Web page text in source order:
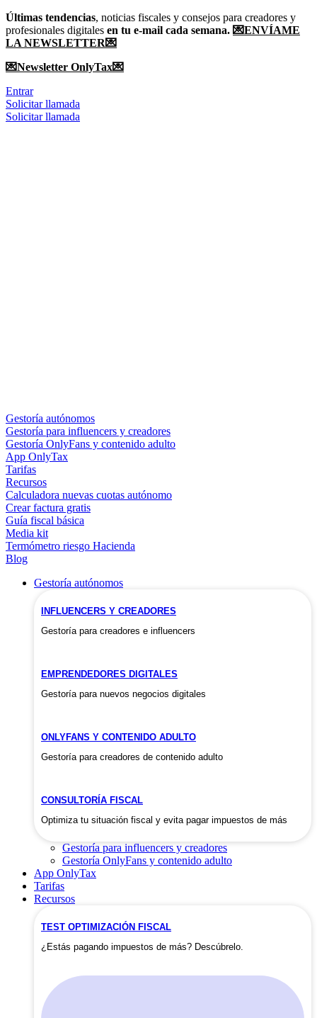
Ir
al
contenido
Últimas tendencias, noticias fiscales y consejos para creadores y
profesionales digitales en tu e-mail cada semana. 💌ENVÍAME
LA NEWSLETTER💌
💌Newsletter OnlyTax💌
Entrar
Solicitar llamada
Solicitar llamada
Gestoría autónomos
Gestoría para influencers y creadores
Gestoría OnlyFans y contenido adulto
App OnlyTax
Tarifas
Recursos
Calculadora nuevas cuotas autónomo
Crear factura gratis
Guía fiscal básica
Media kit
Termómetro riesgo Hacienda
Blog
Gestoría autónomos
INFLUENCERS Y CREADORES
Gestoría para creadores e influencers
EMPRENDEDORES DIGITALES
Gestoría para nuevos negocios digitales
ONLYFANS Y CONTENIDO ADULTO
Gestoría para creadores de contenido adulto
CONSULTORÍA FISCAL
Optimiza tu situación fiscal y evita pagar impuestos de más
Gestoría para influencers y creadores
Gestoría OnlyFans y contenido adulto
App OnlyTax
Tarifas
Recursos
TEST OPTIMIZACIÓN FISCAL
¿Estás pagando impuestos de más? Descúbrelo.